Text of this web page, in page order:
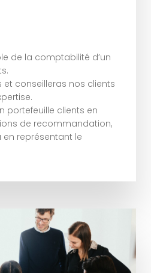
de la comptabilité d’un
conseilleras nos clients
portefeuille clients en
de recommandation,
représentant le